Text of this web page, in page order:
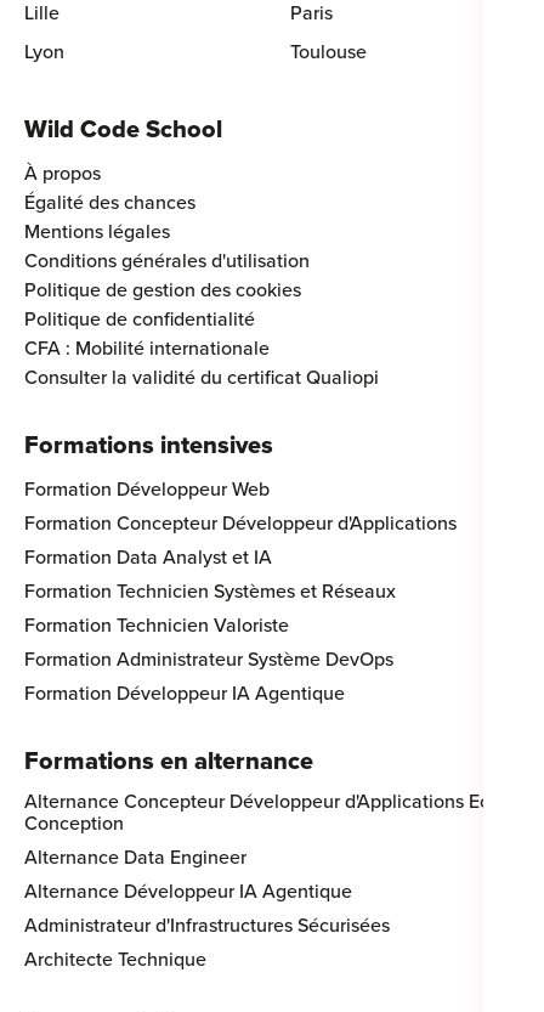
Lille
Lyon
Paris
Toulouse
Wild Code School
À propos
Égalité des chances
Mentions légales
Conditions générales d'utilisation
Politique de gestion des cookies
Politique de confidentialité
CFA : Mobilité internationale
Consulter la validité du certificat Qualiopi
Formations intensives
Formation Développeur Web
Formation Concepteur Développeur d'Applications
Formation Data Analyst et IA
Formation Technicien Systèmes et Réseaux
Formation Technicien Valoriste
Formation Administrateur Système DevOps
Formation Développeur IA Agentique
Formations en alternance
Alternance Concepteur Développeur d'Applications Eco-
Conception
Alternance Data Engineer
Alternance Développeur IA Agentique
Administrateur d'Infrastructures Sécurisées
Architecte Technique